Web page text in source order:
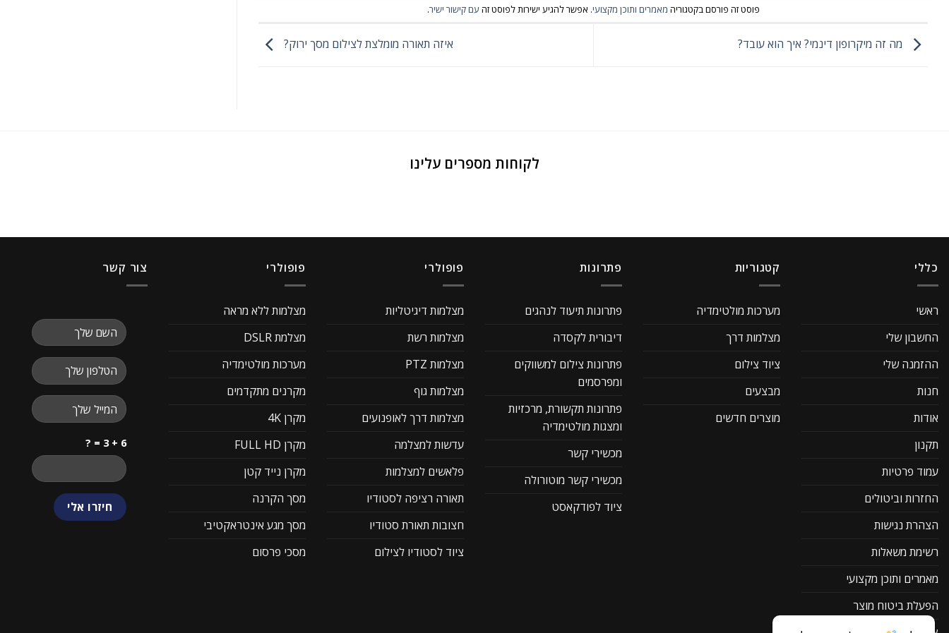
פוסט זה פורסם בקטגוריה מאמרים ותוכן מקצועי. אפשר להגיע ישירות לפוסט זה עם קישור ישיר.
מה זה מיקרופון דינמי? איך הוא עובד? איזה תאורה מומלצת לצילום מסך ירוק?
לקוחות מספרים עלינו
כללי
ראשי
החשבון שלי
ההזמנה שלי
חנות
אודות
תקנון
עמוד פרטיות
החזרות וביטולים
הצהרת נגישות
רשימת משאלות
מאמרים ותוכן מקצועי
הפעלת ביטוח מוצר
קטגוריות
מערכות מולטימדיה
מצלמות דרך
ציוד צילום
מבצעים
מוצרים חדשים
פתרונות
פתרונות תיעוד לנהגים
דיבורית לקסדה
פתרונות צילום למשווקים
ומפרסמים
פתרונות תקשורת, מרכזיות
ומצגות מולטימדיה
מכשירי קשר
מכשירי קשר מוטורולה
ציוד לפודקאסט
פופולרי
מצלמות דיגיטליות
מצלמות רשת
מצלמות PTZ
מצלמות גוף
מצלמות דרך לאופנועים
עדשות למצלמה
פלאשים למצלמות
תאורה רציפה לסטודיו
חצובות תאורת סטודיו
ציוד לסטודיו לצילום
פופולרי
מצלמות ללא מראה
מצלמת DSLR
מערכות מולטימדיה
מקרנים מתקדמים
מקרן 4K
מקרן FULL HD
מקרן נייד קטן
מסך הקרנה
מסך מגע אינטראקטיבי
מסכי פרסום
צור קשר
6 + 3 = ?